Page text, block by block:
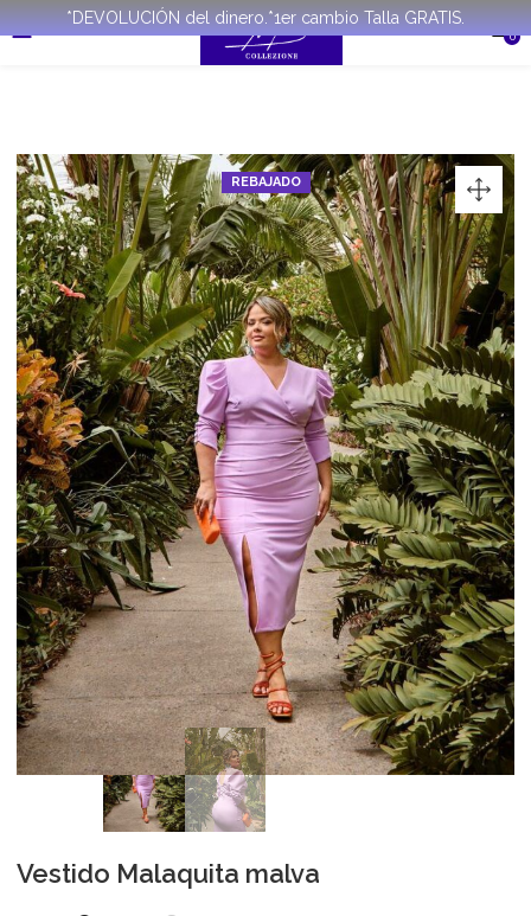
*DEVOLUCIÓN del dinero.*1er cambio Talla GRATIS.
0
REBAJADO
Vestido Malaquita malva